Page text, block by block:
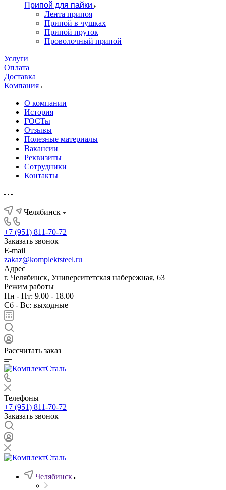
Припой для пайки
Лента припоя
Припой в чушках
Припой пруток
Проволочный припой
Услуги
Оплата
Доставка
Компания
О компании
История
ГОСТы
Отзывы
Полезные материалы
Вакансии
Реквизиты
Сотрудники
Контакты
Челябинск
+7 (951) 811-70-72
Заказать звонок
E-mail
zakaz@komplektsteel.ru
Адрес
г. Челябинск, Университетская набережная, 63
Режим работы
Пн - Пт: 9.00 - 18.00
Сб - Вс: выходные
Рассчитать заказ
Телефоны
+7 (951) 811-70-72
Заказать звонок
Челябинск